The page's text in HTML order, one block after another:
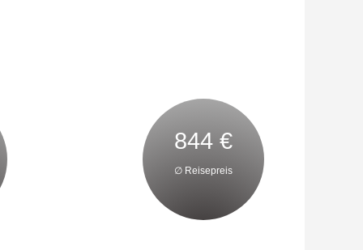
844 €
∅ Reisepreis